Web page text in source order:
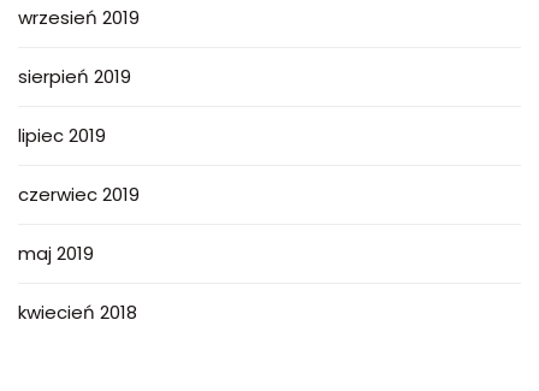
wrzesień 2019
sierpień 2019
lipiec 2019
czerwiec 2019
maj 2019
kwiecień 2018